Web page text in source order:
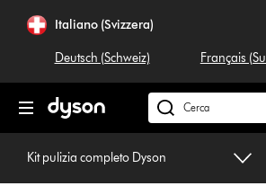
navigazioneItaliano (Svizzera)
Deutsch (Schweiz) Français
Cerca
su
dyson.ch
Kit pulizia completo Dyson